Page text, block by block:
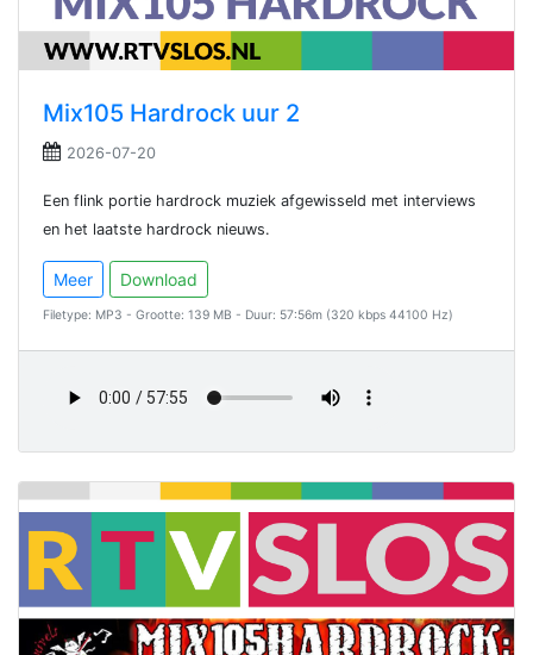
Mix105 Hardrock uur 2
2026-07-20
Een flink portie hardrock muziek afgewisseld met interviews
en het laatste hardrock nieuws.
Meer Download
Filetype: MP3 - Grootte: 139 MB - Duur: 57:56m (320 kbps 44100 Hz)